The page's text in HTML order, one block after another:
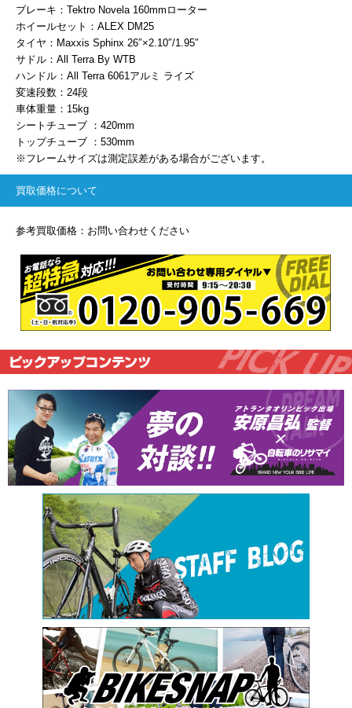
ブレーキ：Tektro Novela 160mmローター
ホイールセット：ALEX DM25
タイヤ：Maxxis Sphinx 26″×2.10″/1.95″
サドル：All Terra By WTB
ハンドル：All Terra 6061アルミ ライズ
変速段数：24段
車体重量：15kg
シートチューブ ：420mm
トップチューブ ：530mm
※フレームサイズは測定誤差がある場合がございます。
買取価格について
参考買取価格：お問い合わせください